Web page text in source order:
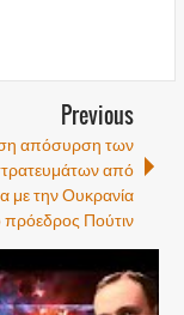
Previous
απόσυρση των
από
με την Ουκρανία
πρόεδρος Πούτιν